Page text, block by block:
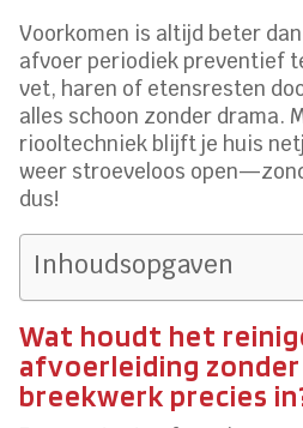
Voorkomen is altijd beter
afvoer periodiek preventief
vet, haren of etensresten
alles schoon zonder drama.
riooltechniek blijft je huis
weer stroeveloos
dus!
Inhoudsopgaven
Wat houdt het
afvoerleiding
breekwerk precies